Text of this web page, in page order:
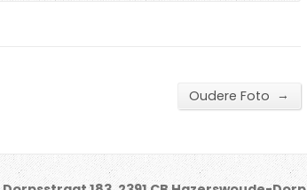
Oudere Foto →